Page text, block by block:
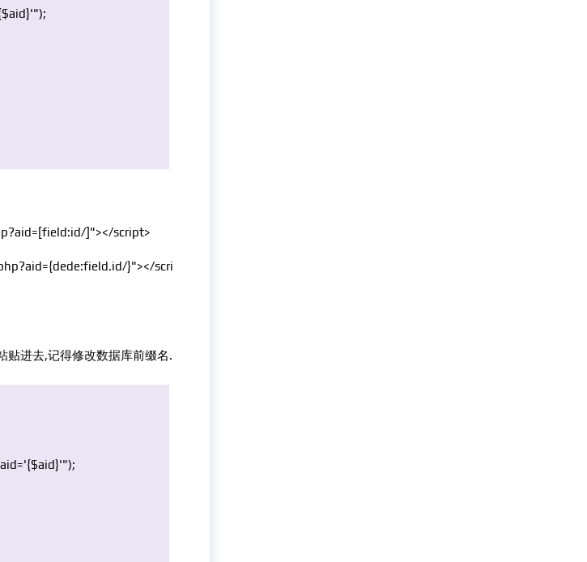
);
]"></script>
}"></scri
进去,记得修改数据库前缀名.
);